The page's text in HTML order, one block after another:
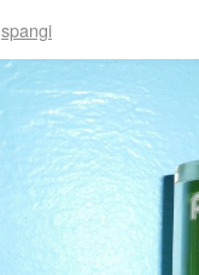
spangi